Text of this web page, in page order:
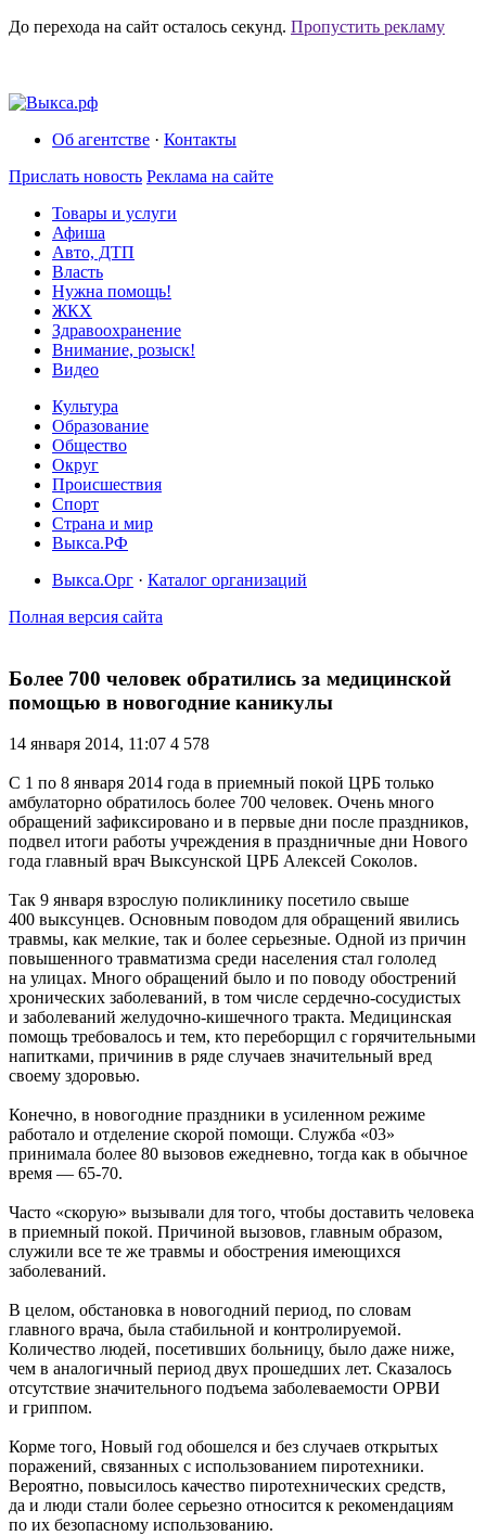
До перехода на сайт осталось секунд. Пропустить рекламу
Об агентстве · Контакты
Прислать новость Реклама на сайте
Товары и услуги
Афиша
Авто, ДТП
Власть
Нужна помощь!
ЖКХ
Здравоохранение
Внимание, розыск!
Видео
Культура
Образование
Общество
Округ
Происшествия
Спорт
Страна и мир
Выкса.РФ
Выкса.Орг · Каталог организаций
Полная версия сайта
Более 700 человек обратились за медицинской
помощью в новогодние каникулы
14 января 2014, 11:07 4 578
С 1 по 8 января 2014 года в приемный покой ЦРБ только
амбулаторно обратилось более 700 человек. Очень много
обращений зафиксировано и в первые дни после праздников,
подвел итоги работы учреждения в праздничные дни Нового
года главный врач Выксунской ЦРБ Алексей Соколов.
Так 9 января взрослую поликлинику посетило свыше
400 выксунцев. Основным поводом для обращений явились
травмы, как мелкие, так и более серьезные. Одной из причин
повышенного травматизма среди населения стал гололед
на улицах. Много обращений было и по поводу обострений
хронических заболеваний, в том числе сердечно-сосудистых
и заболеваний желудочно-кишечного тракта. Медицинская
помощь требовалось и тем, кто переборщил с горячительными
напитками, причинив в ряде случаев значительный вред
своему здоровью.
Конечно, в новогодние праздники в усиленном режиме
работало и отделение скорой помощи. Служба «03»
принимала более 80 вызовов ежедневно, тогда как в обычное
время — 65-70.
Часто «скорую» вызывали для того, чтобы доставить человека
в приемный покой. Причиной вызовов, главным образом,
служили все те же травмы и обострения имеющихся
заболеваний.
В целом, обстановка в новогодний период, по словам
главного врача, была стабильной и контролируемой.
Количество людей, посетивших больницу, было даже ниже,
чем в аналогичный период двух прошедших лет. Сказалось
отсутствие значительного подъема заболеваемости ОРВИ
и гриппом.
Корме того, Новый год обошелся и без случаев открытых
поражений, связанных с использованием пиротехники.
Вероятно, повысилось качество пиротехнических средств,
да и люди стали более серьезно относится к рекомендациям
по их безопасному использованию.